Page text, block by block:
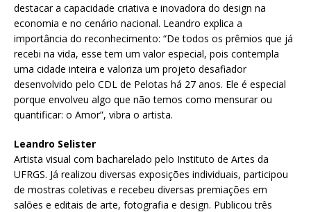
destacar a capacidade criativa e inovadora do design na
economia e no cenário nacional. Leandro explica a
importância do reconhecimento: “De todos os prêmios que já
recebi na vida, esse tem um valor especial, pois contempla
uma cidade inteira e valoriza um projeto desafiador
desenvolvido pelo CDL de Pelotas há 27 anos. Ele é especial
porque envolveu algo que não temos como mensurar ou
quantificar: o Amor”, vibra o artista.
Leandro Selister
Artista visual com bacharelado pelo Instituto de Artes da
UFRGS. Já realizou diversas exposições individuais, participou
de mostras coletivas e recebeu diversas premiações em
salões e editais de arte, fotografia e design. Publicou três